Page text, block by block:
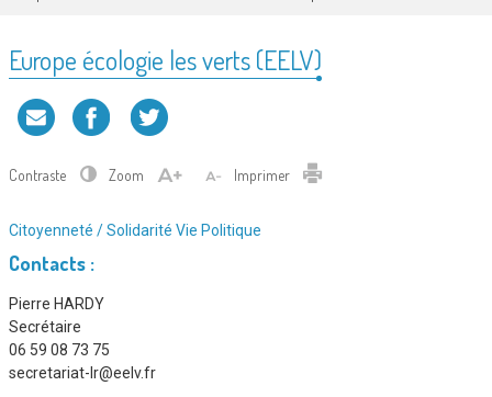
Europe écologie les verts (EELV)
Contraste Zoom Imprimer
Type
d'association
:
Citoyenneté / Solidarité Vie Politique
Contacts :
Pierre HARDY
Secrétaire
06 59 08 73 75
secretariat-lr@eelv.fr